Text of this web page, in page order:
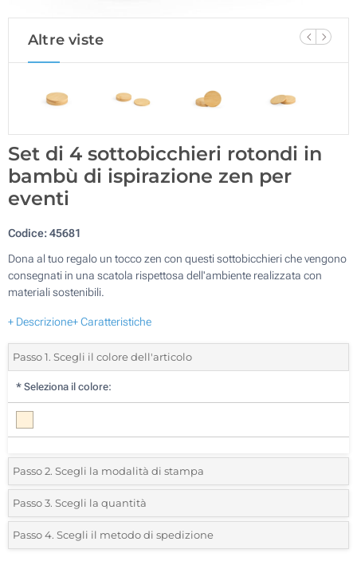
Altre viste
Set di 4 sottobicchieri rotondi in
bambù di ispirazione zen per
eventi
Codice:45681
Dona al tuo regalo un tocco zen con questi sottobicchieri che vengono
consegnati in una scatola rispettosa dell'ambiente realizzata con
materiali sostenibili.
+ Descrizione+ Caratteristiche
Passo 1. Scegli il colore dell'articolo
* Seleziona il colore:
Passo 2. Scegli la modalità di stampa
*Seleziona la posizione di stampa e il colore del vostro logo:
1 Colore (Su una stellina)
Passo 3. Scegli la quantità
*Quantità desiderata:
Passo 4. Scegli il metodo di spedizione